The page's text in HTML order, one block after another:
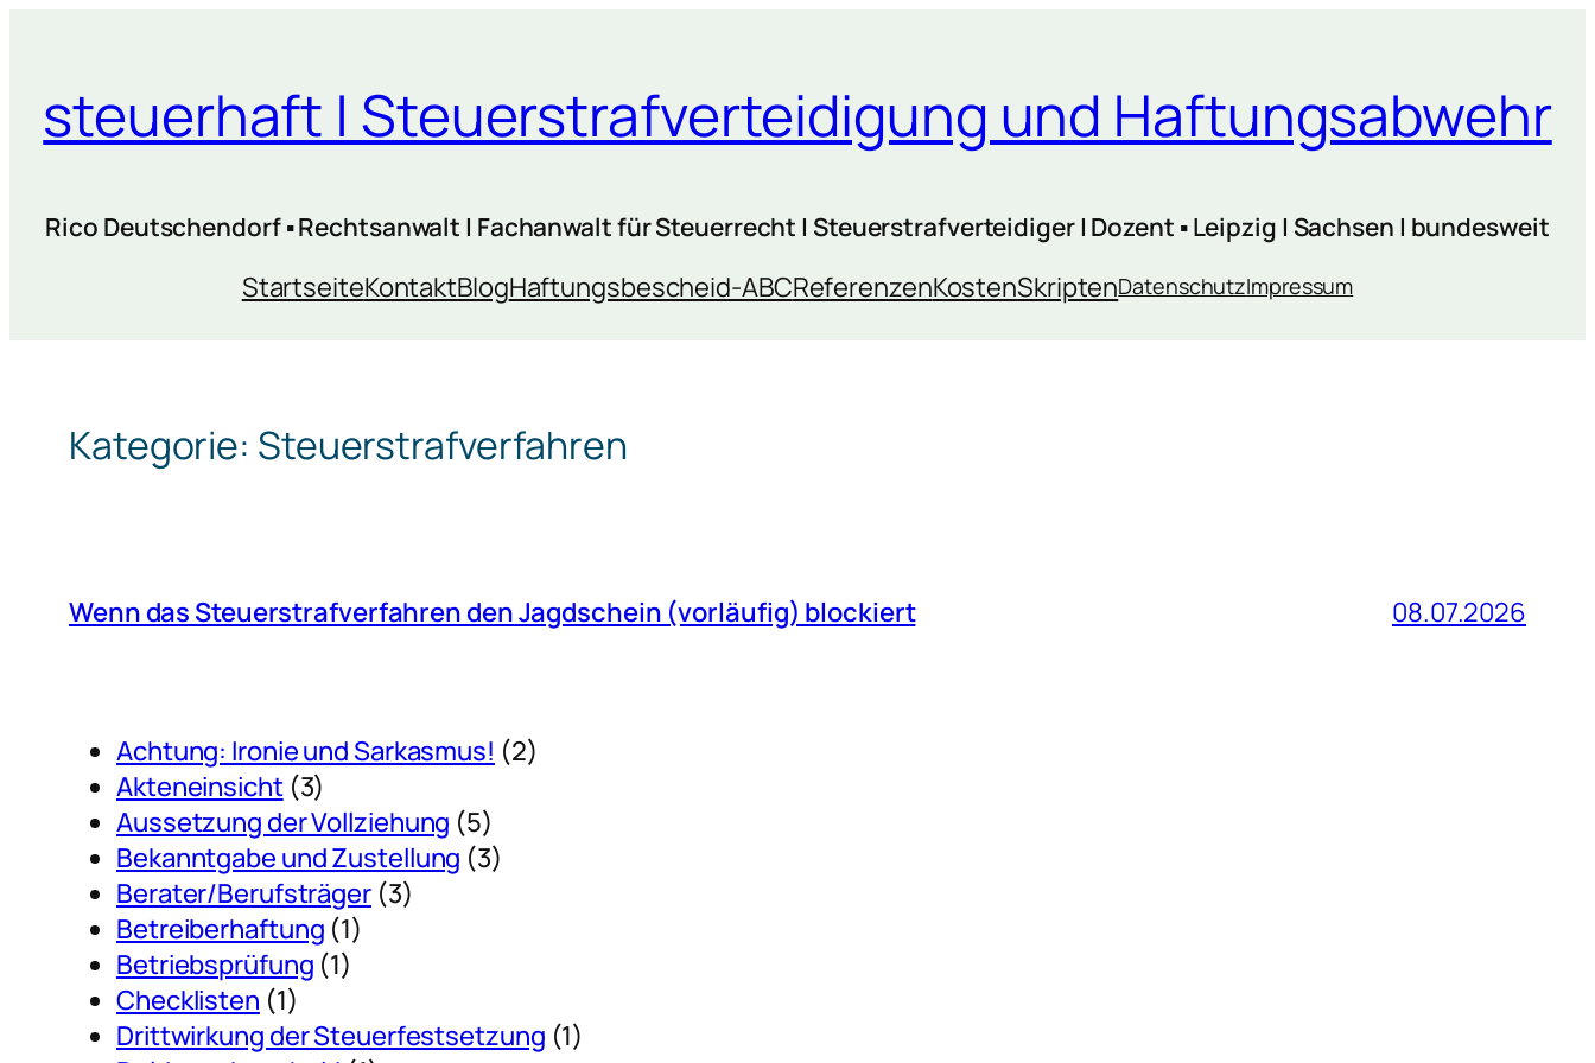
springen
steuerhaft | Steuerstrafverteidigung und Haftungsabwehr
Rico Deutschendorf ▪ Rechtsanwalt | Fachanwalt für Steuerrecht | Steuerstrafverteidiger | Dozent ▪ Leipzig | Sachsen | bundesweit
StartseiteKontaktBlogHaftungsbescheid-ABCReferenzenKostenSkriptenDatenschutzImpressum
Kategorie: Steuerstrafverfahren
Wenn das Steuerstrafverfahren den Jagdschein (vorläufig) blockiert 08.07.2026
Achtung: Ironie und Sarkasmus! (2)
Akteneinsicht(3)
Aussetzung der Vollziehung (5)
Bekanntgabe und Zustellung (3)
Berater/Berufsträger (3)
Betreiberhaftung (1)
Betriebsprüfung (1)
Checklisten (1)
Drittwirkung der Steuerfestsetzung (1)